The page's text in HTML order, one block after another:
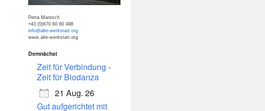
Petra Maresch
+43 (0)670 60 60 498
info@alte-werkstatt.org
www.alte-werkstatt.org
Demnächst
Zeit für Verbindung -
Zeit für Biodanza
21 Aug. 26
Gut aufgerichtet mit